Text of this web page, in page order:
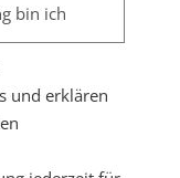
bin ich
und erklären